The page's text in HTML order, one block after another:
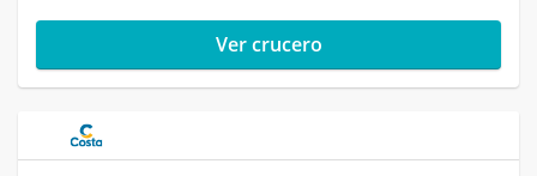
Ver crucero